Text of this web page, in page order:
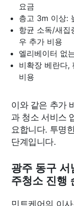
요금
층고 3m 이상:
항균 소독/새집
우 추가 비용
엘리베이터 없
비확장 베란다,
비용
이와 같은 추가
과 청소 서비스
요합니다. 투명
단계입니다.
광주 동구 서
주청소 진행
민트케어의 이